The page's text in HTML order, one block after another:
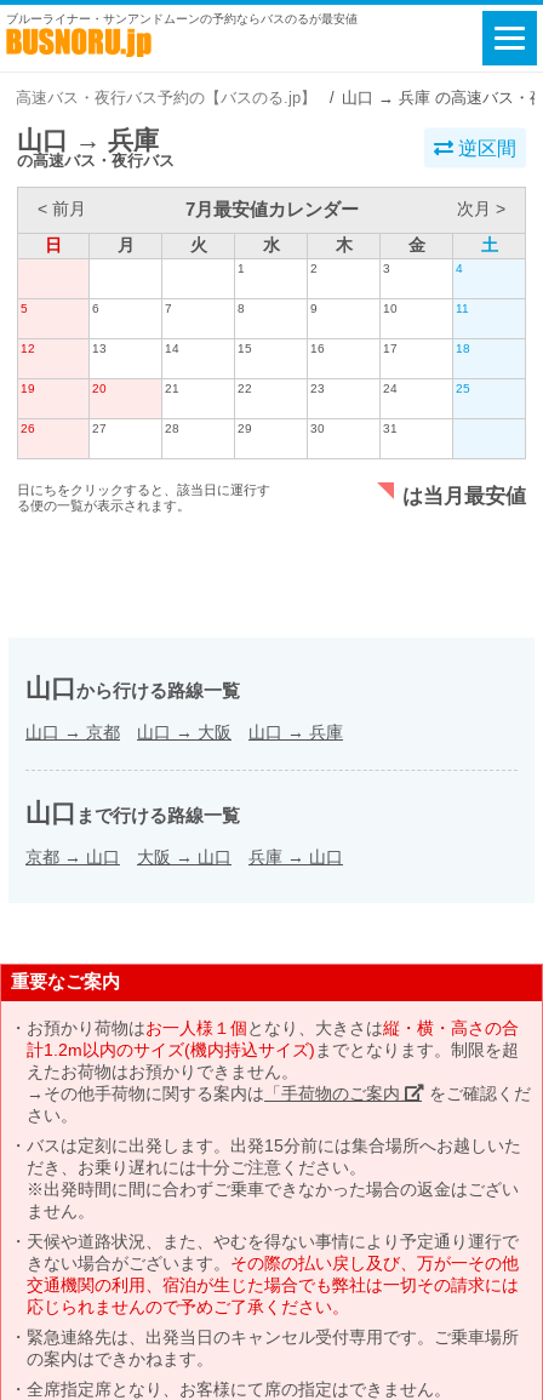
ブルーライナー・サンアンドムーンの予約ならバスのるが最安値
高速バス・夜行バス予約の【バスのる.jp】 山口 → 兵庫 の高速バス・
山口 → 兵庫
の高速バス・夜行バス
逆区間
< 前月 7月最安値カレンダー
次月 >
日
月 火 水 木 金 土
1 2 3 4
5 6 7 8 9 10 11
12 13 14 15 16 17 18
19 20 21 22 23 24 25
26 27 28 29 30 31
日にちをクリックすると、該当日に運行す
る便の一覧が表示されます。
は当月最安値
山口から行ける路線一覧
山口 → 京都 山口 → 大阪 山口 → 兵庫
山口 まで行ける路線一覧
京都 → 山口 大阪 → 山口 兵庫 → 山口
重要なご案内
お預かり荷物はお一人様１個となり、大きさは縦・横・高さの合
計1.2m以内のサイズ(機内持込サイズ) までとなります。制限を超
えたお荷物はお預かりできません。
→その他手荷物に関する案内は 「手荷物のご案内」 をご確認くだ
さい。
バスは定刻に出発します。出発15分前には集合場所へお越しいた
だき、お乗り遅れには十分ご注意ください。
※出発時間に間に合わずご乗車できなかった場合の返金はござい
ません。
天候や道路状況、また、やむを得ない事情により予定通り運行で
きない場合がございます。 その際の払い戻し及び、万が一その他
交通機関の利用、宿泊が生じた場合でも弊社は一切その請求には
応じられませんので予めご了承ください。
緊急連絡先は、出発当日のキャンセル受付専用です。ご乗車場所
の案内はできかねます。
全席指定席となり、お客様にて席の指定はできません。